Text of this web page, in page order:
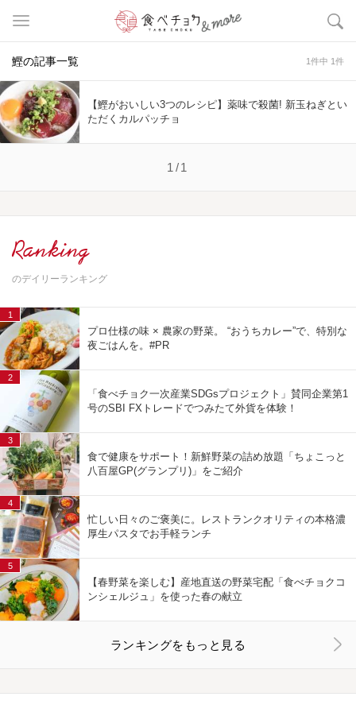
鰹の記事一覧 1件中 1件
【鰹がおいしい3つのレシピ】薬味で殺菌! 新玉ねぎとい
ただくカルパッチョ
1/1
Ranking
のデイリーランキング
プロ仕様の味 × 農家の野菜。 “おうちカレー”で、特別な
夜ごはんを。#PR
1
「食べチョク一次産業SDGsプロジェクト」賛同企業第1
号のSBI FXトレードでつみたて外貨を体験！
2
食で健康をサポート！新鮮野菜の詰め放題「ちょこっと
八百屋GP(グランプリ)」をご紹介
3
忙しい日々のご褒美に。レストランクオリティの本格濃
厚生パスタでお手軽ランチ
4
【春野菜を楽しむ】産地直送の野菜宅配「食べチョクコ
ンシェルジュ」を使った春の献立
5
ランキングをもっと見る